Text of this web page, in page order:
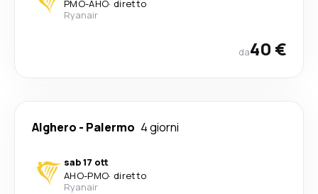
PMO-AHO· diretto
Ryanair
da40 €
Alghero - Palermo 4 giorni
sab 17 ott
AHO-PMO· diretto
Ryanair